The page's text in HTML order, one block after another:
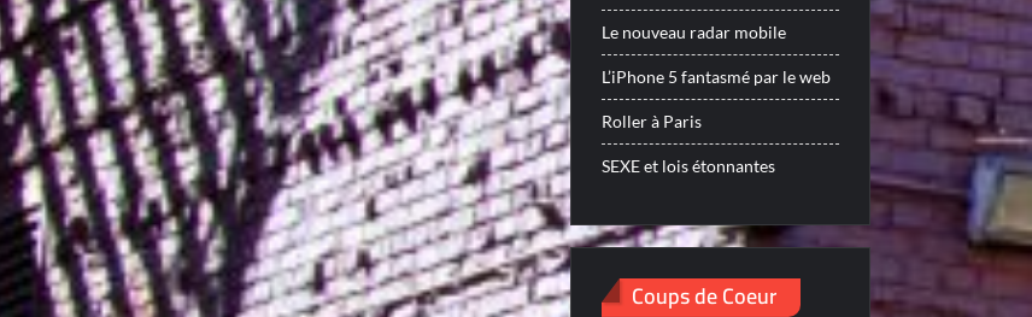
Le nouveau radar mobile
L’iPhone 5 fantasmé par le web
Roller à Paris
SEXE et lois étonnantes
Coups de Coeur